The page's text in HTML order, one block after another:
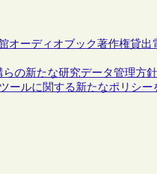
オーディオブック著作権貸出
の新たな研究データ管理方
ールに関する新たなポリシー